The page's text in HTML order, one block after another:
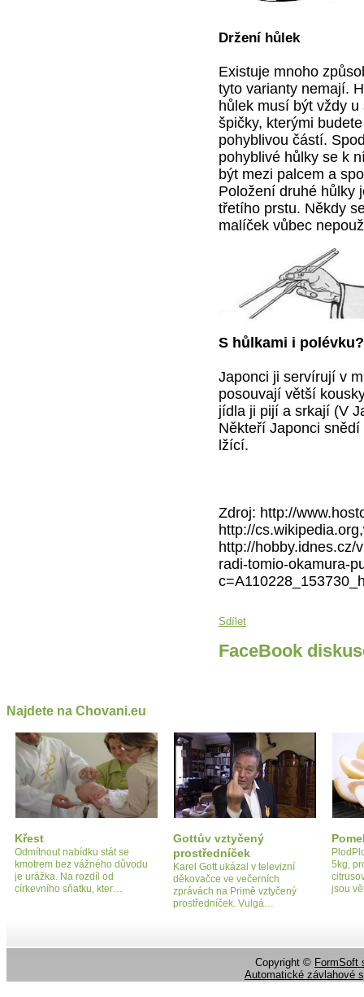
Držení hůlek
Existuje mnoho
tyto varianty nemají.
hůlek musí být vždy
špičky, kterými
pohyblivou částí.
pohyblivé hůlky se k
být mezi palcem a
Položení druhé hůlky
třetího prstu. Někdy
malíček vůbec
S hůlkami i polévku?
Japonci ji servírují v
posouvají větší
jídla ji pijí a srkají (V
Někteří Japonci
lžící.
Zdroj: http://
http://
http://hobby.idnes.cz/
radi-tomio-okamura-
Sdílet
FaceBook
Najdete na Chovani.eu
Křest
Odmítnout nabídku stát se
kmotrem bez vážného důvodu
je urážka. Na rozdíl od
církevního sňatku, kter…
Gottův vztyčený
prostředníček
Karel Gott ukázal v televizní
děkovačce ve večerních
zprávách na Primě vztyčený
prostředníček. Vulgá…
5kg,
jsou
Copyright © FormSoft
Automatické závlahové